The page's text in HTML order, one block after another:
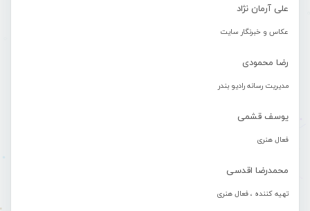
علی آرمان نژاد
عکاس و خبرنگار سایت
رضا محمودی
مدیریت رسانه رادیو بندر
یوسف قشمی
فعال هنری
محمدرضا اقدسی
تهیه کننده ، فعال هنری